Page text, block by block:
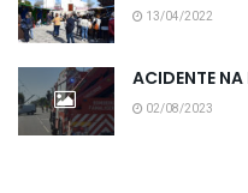
13/04/2022
ACIDENTE
02/08/2023